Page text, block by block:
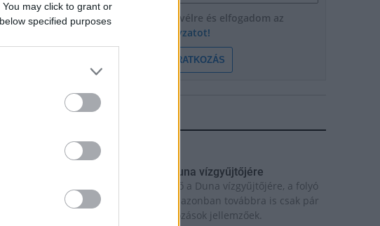
may click to grant or
specified purposesFeliratkozom a hírlevélre és elfogadom az
adatvédelmi szabályzatot!
FELIRATKOZÁS
Országos hírek
Megérkezett az eső a Duna vízgyűjtőjére
Megérkezett a rég várt eső a Duna vízgyűjtőjére, a folyó
magyarországi szakaszán azonban továbbra is csak pár
centiméteres vízszintváltozások jellemzőek.